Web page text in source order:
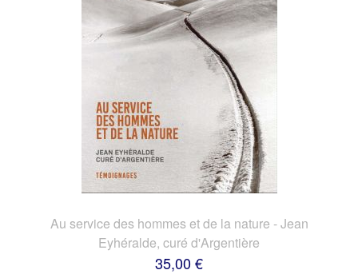
Au service des hommes et de la nature - Jean
Eyhéralde, curé d'Argentière
35,00 €